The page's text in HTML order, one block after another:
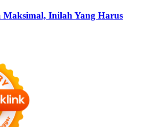
Maksimal, Inilah Yang Harus